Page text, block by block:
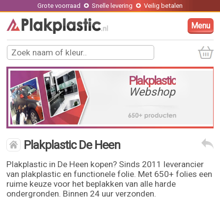
Grote voorraad Snelle levering Veilig betalen
Menu
Plakplastic
Webshop
Plakplastic De Heen
Plakplastic in De Heen kopen? Sinds 2011 leverancier
van plakplastic en functionele folie. Met 650+ folies een
ruime keuze voor het beplakken van alle harde
ondergronden. Binnen 24 uur verzonden.